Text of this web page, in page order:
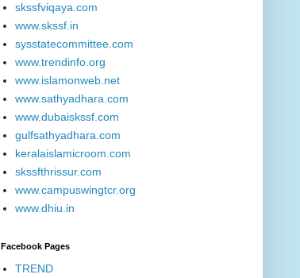
skssfviqaya.com
www.skssf.in
sysstatecommittee.com
www.trendinfo.org
www.islamonweb.net
www.sathyadhara.com
www.dubaiskssf.com
gulfsathyadhara.com
keralaislamicroom.com
skssfthrissur.com
www.campuswingtcr.org
www.dhiu.in
Facebook Pages
TREND